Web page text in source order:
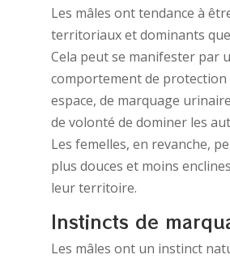
Les mâles ont tendance à
territoriaux et dominants
Cela peut se manifester par
comportement de protection
espace, de marquage
de volonté de dominer les
Les femelles, en revanche,
plus douces et moins
leur territoire.
Instincts de
Les mâles ont un instinct